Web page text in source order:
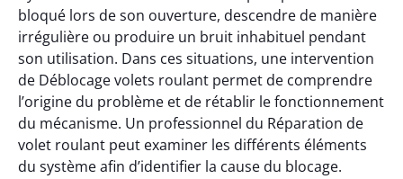
bloqué lors de son ouverture, descendre de manière
irrégulière ou produire un bruit inhabituel pendant
son utilisation. Dans ces situations, une intervention
de Déblocage volets roulant permet de comprendre
l’origine du problème et de rétablir le fonctionnement
du mécanisme. Un professionnel du Réparation de
volet roulant peut examiner les différents éléments
du système afin d’identifier la cause du blocage.